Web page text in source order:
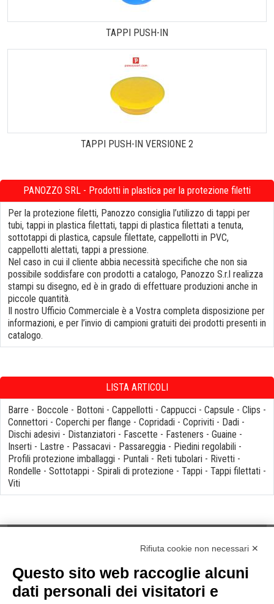
TAPPI PUSH-IN
TAPPI PUSH-IN VERSIONE 2
PANOZZO SRL - Prodotti in plastica per la protezione filetti
Per la protezione filetti, Panozzo consiglia l’utilizzo di tappi per
tubi, tappi in plastica filettati, tappi di plastica filettati a tenuta,
sottotappi di plastica, capsule filettate, cappellotti in PVC,
cappellotti alettati, tappi a pressione.
Nel caso in cui il cliente abbia necessità specifiche che non sia
possibile soddisfare con prodotti a catalogo, Panozzo S.r.l realizza
stampi su disegno, ed è in grado di effettuare produzioni anche in
piccole quantità.
Il nostro Ufficio Commerciale è a Vostra completa disposizione per
informazioni, e per l’invio di campioni gratuiti dei prodotti presenti in
catalogo.
LISTA ARTICOLI
Barre - Boccole - Bottoni - Cappellotti - Cappucci - Capsule - Clips -
Connettori - Coperchi per flange - Copridadi - Copriviti - Dadi -
Dischi adesivi - Distanziatori - Fascette - Fasteners - Guaine -
Inserti - Lastre - Passacavi - Passareggia - Piedini regolabili -
Profili protezione imballaggi - Puntali - Reti tubolari - Rivetti -
Rondelle - Sottotappi - Spirali di protezione - Tappi - Tappi filettati -
Viti
NOTE
Informativa Privacy
Rifiuta cookie non necessari ✕
Questo sito web raccoglie alcuni
dati personali dei visitatori e